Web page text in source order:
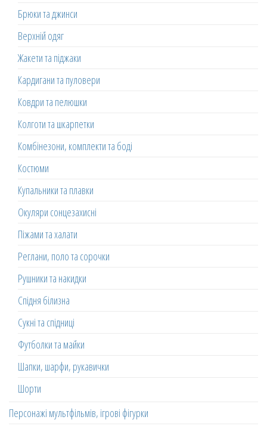
Брюки та джинси
Верхній одяг
Жакети та піджаки
Кардигани та пуловери
Ковдри та пелюшки
Колготи та шкарпетки
Комбінезони, комплекти та боді
Костюми
Купальники та плавки
Окуляри сонцезахисні
Піжами та халати
Реглани, поло та сорочки
Рушники та накидки
Спідня білизна
Сукні та спідниці
Футболки та майки
Шапки, шарфи, рукавички
Шорти
Персонажі мультфільмів, ігрові фігурки